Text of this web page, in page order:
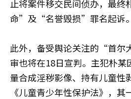
止将案件移交民间侦办，最
命”及“名誉毁损”罪名起诉。
此外，备受舆论关注的“首尔
审也将在18日宣判。主犯朴某
量合成淫秽影像、持有儿童性
《儿童青少年性保护法》，